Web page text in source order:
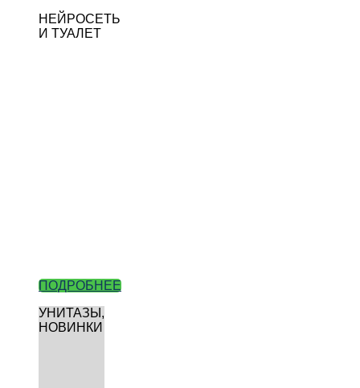
НЕЙРОСЕТЬ
И ТУАЛЕТ
ПОДРОБНЕЕ
УНИТАЗЫ,
НОВИНКИ